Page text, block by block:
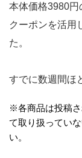
本体価格3980円
クーポンを活用
た。
すでに数週間ほ
※各商品は投稿
て取り扱ってい
い。